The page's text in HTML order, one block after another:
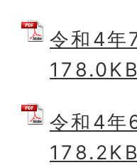
令和4年
令和4年